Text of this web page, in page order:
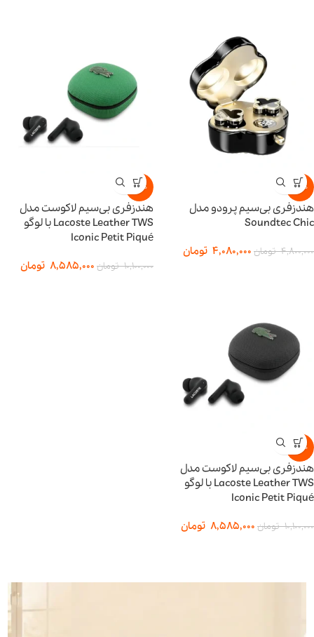
-15%
هندزفری بی‌سیم پرودو مدل
Soundtec Chic
4,800,000 تومان 4,080,000 تومان
-15%
هندزفری بی‌سیم لاکوست مدل
Lacoste Leather TWS با لوگو
Iconic Petit Piqué
10,100,000 تومان 8,585,000 تومان
-15%
هندزفری بی‌سیم لاکوست مدل
Lacoste Leather TWS با لوگو
Iconic Petit Piqué
10,100,000 تومان 8,585,000 تومان